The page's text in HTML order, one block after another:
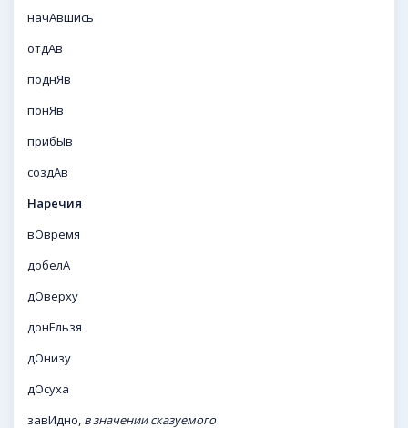
начАвшись
отдАв
поднЯв
понЯв
прибЫв
создАв
Наречия
вОвремя
добелА
дОверху
донЕльзя
дОнизу
дОсуха
завИдно, в значении сказуемого